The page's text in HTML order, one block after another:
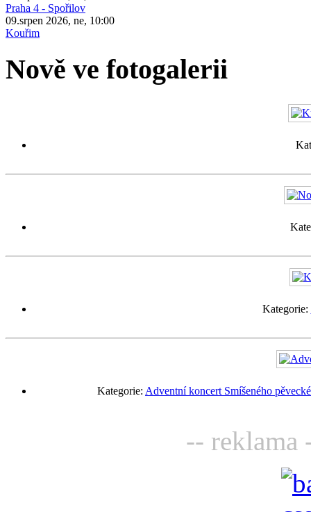
Praha 4 - Spořilov
09.srpen 2026, ne, 10:00
Kouřim
Nově ve fotogalerii
Kategorie:
Kategorie: Adventní koncert Smíšeného
-- reklama